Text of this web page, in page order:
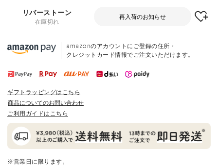
リバーストーン
在庫切れ
再入荷のお知らせ
amazonのアカウントにご登録の住所・
クレジットカード情報でご注文いただけます。
ギフトラッピングはこちら
商品についてのお問い合わせ
ご利用ガイドはこちら
※営業日に限ります。